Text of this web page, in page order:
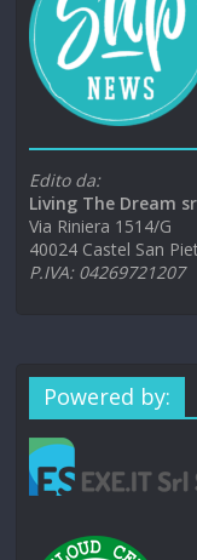
Edito da:
Living The Dream
Via Riniera 1514/G
40024 Castel San
P.IVA: 04269721207
Powered by: